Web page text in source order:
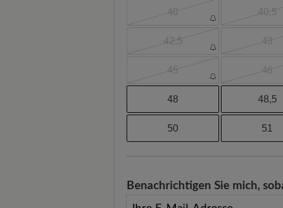
40 40,5
42.5 43
45 46
48 48,5
50 51
Benachrichtigen Sie mich,